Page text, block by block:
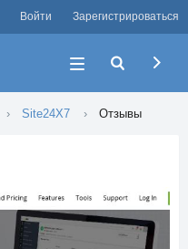
Войти Зарегистрироваться
Site24X7 Отзывы